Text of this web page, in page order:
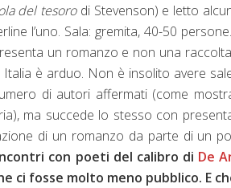
del tesorodi Stevenson) e letto
l’uno. Sala: gremita, 40-50
un romanzo e non una
Italia è arduo. Non è insolito avere
di autori affermati (come
ma succede lo stesso con
di un romanzo da parte di un
con poeti del calibro di De
ci fosse molto meno pubblico. E